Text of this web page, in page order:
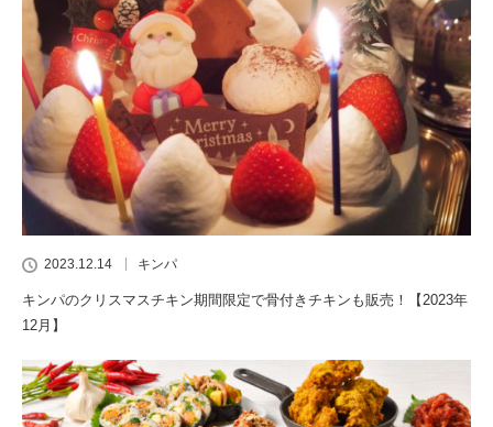
2023.12.14 キンパ
キンパのクリスマスチキン期間限定で骨付きチキンも販売！【2023年
12月】